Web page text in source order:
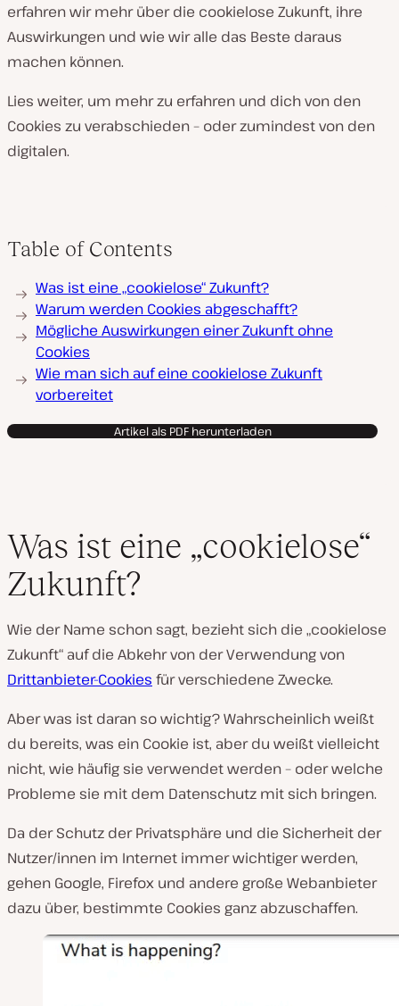
erfahren wir mehr über die cookielose Zukunft, ihre
Auswirkungen und wie wir alle das Beste daraus
machen können.
Lies weiter, um mehr zu erfahren und dich von den
Cookies zu verabschieden – oder zumindest von den
digitalen.
Table of Contents
Was ist eine „cookielose“ Zukunft?
Warum werden Cookies abgeschafft?
Mögliche Auswirkungen einer Zukunft ohne
Cookies
Wie man sich auf eine cookielose Zukunft
vorbereitet
Artikel als PDF herunterladen
Was ist eine „cookielose“
Zukunft?
Wie der Name schon sagt, bezieht sich die „cookielose
Zukunft“ auf die Abkehr von der Verwendung von
Drittanbieter-Cookies für verschiedene Zwecke.
Aber was ist daran so wichtig? Wahrscheinlich weißt
du bereits, was ein Cookie ist, aber du weißt vielleicht
nicht, wie häufig sie verwendet werden – oder welche
Probleme sie mit dem Datenschutz mit sich bringen.
Da der Schutz der Privatsphäre und die Sicherheit der
Nutzer/innen im Internet immer wichtiger werden,
gehen Google, Firefox und andere große Webanbieter
dazu über, bestimmte Cookies ganz abzuschaffen.